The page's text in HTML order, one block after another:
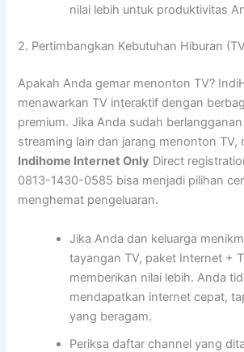
nilai lebih untuk produktivitas
2. Pertimbangkan Kebutuhan Hiburan
Apakah Anda gemar menonton TV?
menawarkan TV interaktif dengan
premium. Jika Anda sudah
streaming lain dan jarang menonton TV,
Indihome Internet Only Direct
0813-1430-0585 bisa menjadi pilihan
menghemat pengeluaran.
Jika Anda dan keluarga
tayangan TV, paket Internet +
memberikan nilai lebih. Anda
mendapatkan internet cepat,
yang beragam.
Periksa daftar channel yang